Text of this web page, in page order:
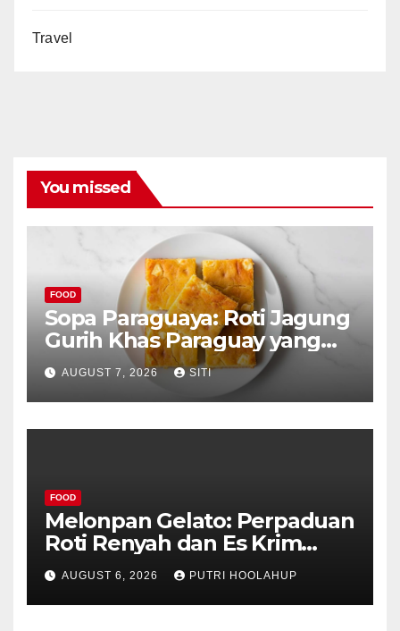
Travel
You missed
FOOD
Sopa Paraguaya: Roti Jagung
Gurih Khas Paraguay yang
Unik
AUGUST 7, 2026 SITI
FOOD
Melonpan Gelato: Perpaduan
Roti Renyah dan Es Krim
Lembut yang Menggoda
AUGUST 6, 2026 PUTRI HOOLAHUP